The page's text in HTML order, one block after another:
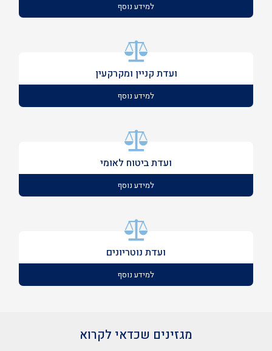
למידע נוסף
ועדת קניין ומקרקעין
למידע נוסף
ועדת ביטוח לאומי
למידע נוסף
ועדת נוטריונים
למידע נוסף
מגזינים שכדאי לקרוא